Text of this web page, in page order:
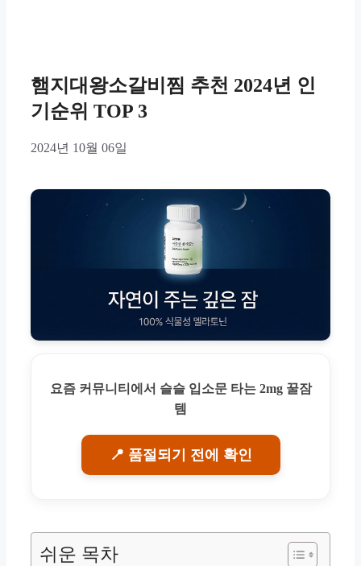
햄지대왕소갈비찜 추천 2024년 인
기순위 TOP 3
2024년 10월 06일
요즘 커뮤니티에서 슬슬 입소문 타는 2mg 꿀잠
템
📍 품절되기 전에 확인
쉬운 목차